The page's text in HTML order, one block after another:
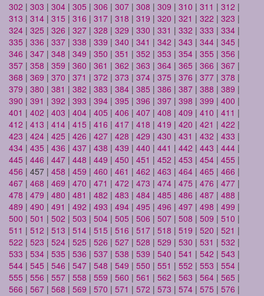
302 | 303 | 304 | 305 | 306 | 307 | 308 | 309 | 310 | 311 | 312 |
313 | 314 | 315 | 316 | 317 | 318 | 319 | 320 | 321 | 322 | 323 |
324 | 325 | 326 | 327 | 328 | 329 | 330 | 331 | 332 | 333 | 334 |
335 | 336 | 337 | 338 | 339 | 340 | 341 | 342 | 343 | 344 | 345 |
346 | 347 | 348 | 349 | 350 | 351 | 352 | 353 | 354 | 355 | 356 |
357 | 358 | 359 | 360 | 361 | 362 | 363 | 364 | 365 | 366 | 367 |
368 | 369 | 370 | 371 | 372 | 373 | 374 | 375 | 376 | 377 | 378 |
379 | 380 | 381 | 382 | 383 | 384 | 385 | 386 | 387 | 388 | 389 |
390 | 391 | 392 | 393 | 394 | 395 | 396 | 397 | 398 | 399 | 400 |
401 | 402 | 403 | 404 | 405 | 406 | 407 | 408 | 409 | 410 | 411 |
412 | 413 | 414 | 415 | 416 | 417 | 418 | 419 | 420 | 421 | 422 |
423 | 424 | 425 | 426 | 427 | 428 | 429 | 430 | 431 | 432 | 433 |
434 | 435 | 436 | 437 | 438 | 439 | 440 | 441 | 442 | 443 | 444 |
445 | 446 | 447 | 448 | 449 | 450 | 451 | 452 | 453 | 454 | 455 |
456 | 457 | 458 | 459 | 460 | 461 | 462 | 463 | 464 | 465 | 466 |
467 | 468 | 469 | 470 | 471 | 472 | 473 | 474 | 475 | 476 | 477 |
478 | 479 | 480 | 481 | 482 | 483 | 484 | 485 | 486 | 487 | 488 |
489 | 490 | 491 | 492 | 493 | 494 | 495 | 496 | 497 | 498 | 499 |
500 | 501 | 502 | 503 | 504 | 505 | 506 | 507 | 508 | 509 | 510 |
511 | 512 | 513 | 514 | 515 | 516 | 517 | 518 | 519 | 520 | 521 |
522 | 523 | 524 | 525 | 526 | 527 | 528 | 529 | 530 | 531 | 532 |
533 | 534 | 535 | 536 | 537 | 538 | 539 | 540 | 541 | 542 | 543 |
544 | 545 | 546 | 547 | 548 | 549 | 550 | 551 | 552 | 553 | 554 |
555 | 556 | 557 | 558 | 559 | 560 | 561 | 562 | 563 | 564 | 565 |
566 | 567 | 568 | 569 | 570 | 571 | 572 | 573 | 574 | 575 | 576 |